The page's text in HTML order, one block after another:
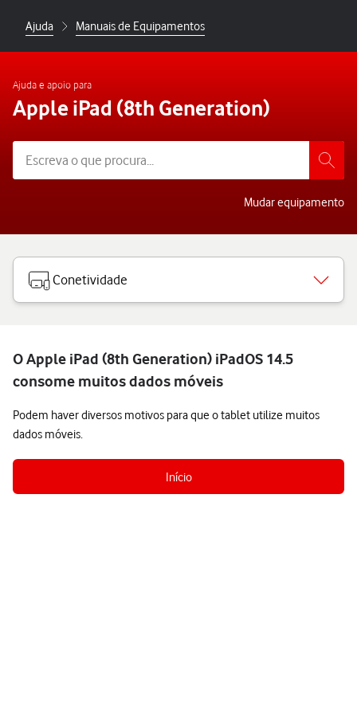
Ajuda Manuais de Equipamentos
Ajuda e apoio para
Apple iPad (8th Generation)
Mudar equipamento
Conetividade
O Apple iPad (8th Generation) iPadOS 14.5
consome muitos dados móveis
Podem haver diversos motivos para que o tablet utilize muitos
dados móveis.
Início